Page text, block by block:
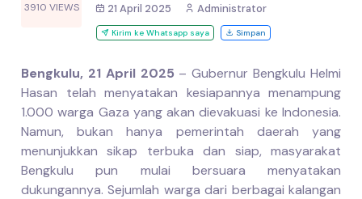
3910 VIEWS 21 April 2025 Administrator
Kirim ke Whatsapp saya Simpan
Bengkulu, 21 April 2025 – Gubernur Bengkulu Helmi
Hasan telah menyatakan kesiapannya menampung
1.000 warga Gaza yang akan dievakuasi ke Indonesia.
Namun, bukan hanya pemerintah daerah yang
menunjukkan sikap terbuka dan siap, masyarakat
Bengkulu pun mulai bersuara menyatakan
dukungannya. Sejumlah warga dari berbagai kalangan